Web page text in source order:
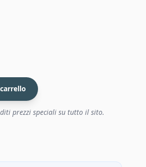
prezzi speciali su tutto il sito.